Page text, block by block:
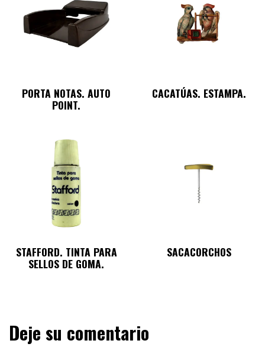
PORTA NOTAS. AUTO
POINT.
CACATÚAS. ESTAMPA.
STAFFORD. TINTA PARA
SELLOS DE GOMA.
SACACORCHOS
Deje su comentario